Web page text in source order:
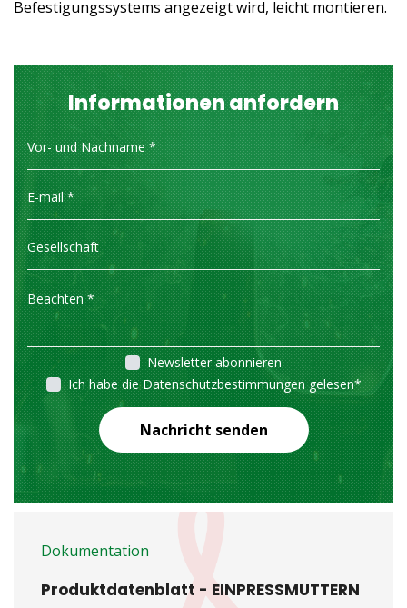
Befestigungssystems angezeigt wird, leicht montieren.
Informationen anfordern
Newsletter abonnieren
Ich habe die Datenschutzbestimmungen gelesen*
Nachricht senden
Dokumentation
Produktdatenblatt - EINPRESSMUTTERN